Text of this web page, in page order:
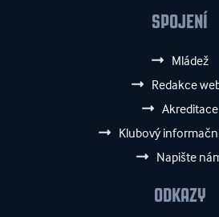
SPOJENÍ
Mládež
Redakce
Akreditace
Klubový
Napište
ODKAZY